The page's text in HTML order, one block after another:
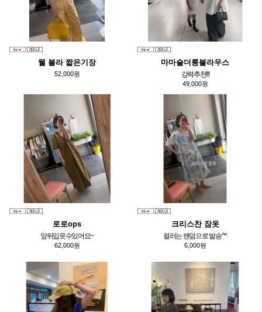
웰 블라 짧은기장
52,000원
마마숄더롱블라우스
강력추천!!!
49,000원
로로ops
앞뒤입읏수있어요~
62,000원
크리스찬 잠옷
컬러는 랜덤으로 발송^^
6,000원